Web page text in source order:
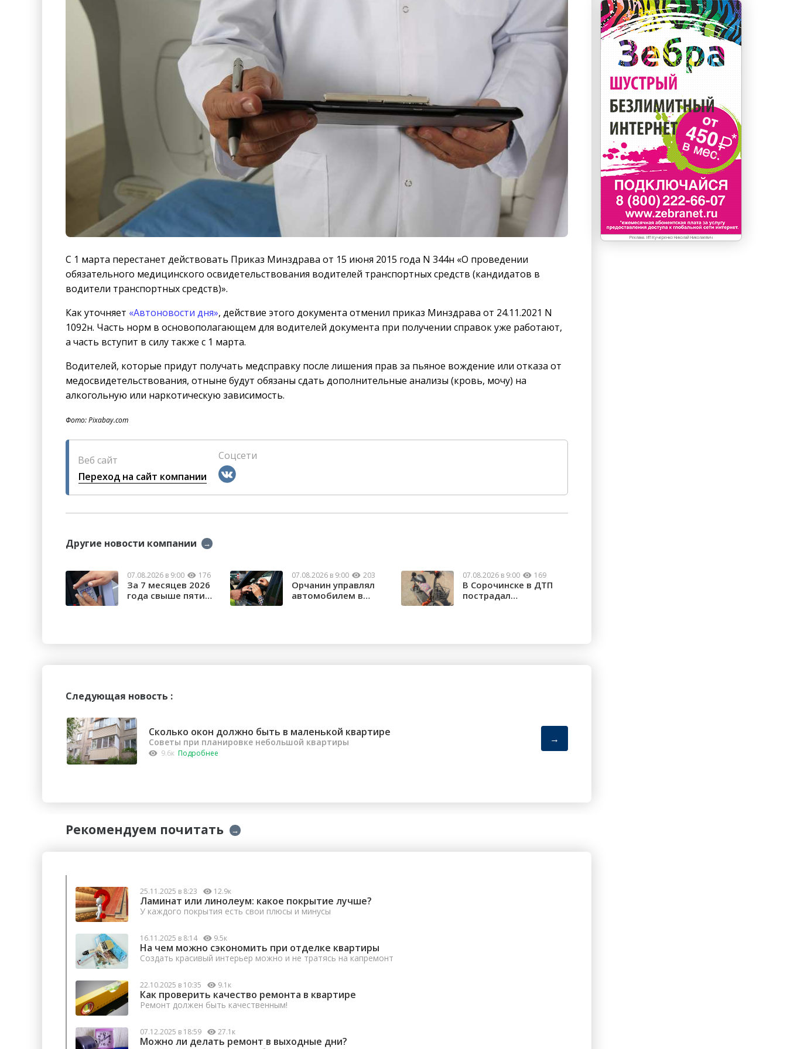
С 1 марта перестанет действовать Приказ Минздрава от 15 июня 2015 года N 344н «О проведении
обязательного медицинского освидетельствования водителей транспортных средств (кандидатов в
водители транспортных средств)».
Как уточняет «Автоновости дня», действие этого документа отменил приказ Минздрава от 24.11.2021 N
1092н. Часть норм в основополагающем для водителей документа при получении справок уже работают,
а часть вступит в силу также с 1 марта.
Водителей, которые придут получать медсправку после лишения прав за пьяное вождение или отказа от
медосвидетельствования, отныне будут обязаны сдать дополнительные анализы (кровь, мочу) на
алкогольную или наркотическую зависимость.
Фото: Pixabay.com
Веб сайт
Переход на сайт компании
Соцсети
Другие новости компании →
07.08.2026 в 9:00 176
За 7 месяцев 2026
года свыше пяти
07.08.2026 в 9:00 203
Орчанин управлял
автомобилем в
07.08.2026 в 9:00 169
В Сорочинске в ДТП
пострадал
Реклама. ИП Кучеренко Николай Николаевич
Следующая новость :
Сколько окон должно быть в маленькой квартире
Советы при планировке небольшой квартиры
9.6к Подробнее
→
Рекомендуем почитать →
25.11.2025 в 8:23 12.9к
Ламинат или линолеум: какое покрытие лучше?
У каждого покрытия есть свои плюсы и минусы
16.11.2025 в 8:14 9.5к
На чем можно сэкономить при отделке квартиры
Создать красивый интерьер можно и не тратясь на капремонт
22.10.2025 в 10:35 9.1к
Как проверить качество ремонта в квартире
Ремонт должен быть качественным!
07.12.2025 в 18:59 27.1к
Можно ли делать ремонт в выходные дни?